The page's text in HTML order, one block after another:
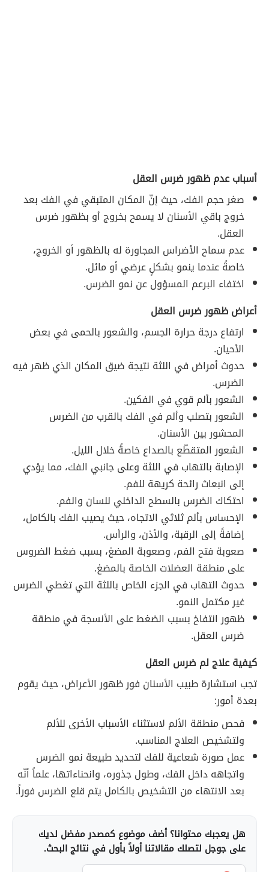
أسباب عدم ظهور ضرس العقل
صغر حجم الفك، حيث إنّ المكان المتبقي في الفك بعد
خروج باقي الأسنان لا يسمح بخروج أو بظهور ضرس
العقل.
عدم سماح الأضراس المجاورة له بالظهور أو الخروج،
خاصةً عندما ينمو بشكلٍ عرضي أو مائل.
اختفاء البرعم المسؤول عن نمو الضرس.
أعراض ظهور ضرس العقل
ارتفاع درجة حرارة الجسم، والشعور بالحمى في بعض
الأحيان.
حدوث أمراض في اللثة نتيجة ضيق المكان الذي ظهر فيه
الضرس.
الشعور بألم قوي في الفكين.
الشعور بتصلب وألم في الفك بالقرب من الضرس
المحشور بين الأسنان.
الشعور المتقطّع بالصداع خاصةً خلال الليل.
الإصابة بالتهاب في اللثة وعلى جانبي الفك، مما يؤدي
إلى انبعاث رائحة كريهة للفم.
احتكاك الضرس بالسطح الداخلي للسان والفم.
الإحساس بألم ثلاثي الاتجاه، حيث يصيب الفك بالكامل،
إضافةً إلى الرقبة، والأذن، والرأس.
صعوبة فتح الفم، وصعوبة المضغ، بسبب ضغط الضروس
على منطقة العضلات الخاصة بالمضغ.
حدوث التهاب في الجزء الخاص باللثة التي تغطي الضرس
غير مكتمل النمو.
ظهور انتفاخ بسبب الضغط على الأنسجة في منطقة
ضرس العقل.
كيفية علاج لم ضرس العقل
تجب استشارة طبيب الأسنان فور ظهور الأعراض، حيث يقوم
بعدة أمور:
فحص منطقة الألم لاستثناء الأسباب الأخرى للألم
ولتشخيص العلاج المناسب.
عمل صورة شعاعية للفك لتحديد طبيعة نمو الضرس
واتجاهه داخل الفك، وطول جذوره، وانحناءاتها، علماً أنّه
بعد الانتهاء من التشخيص بالكامل يتم قلع الضرس فوراً.
هل يعجبك محتوانا؟ أضف موضوع كمصدر مفضل لديك
على جوجل لتصلك مقالاتنا أولاً بأول في نتائج البحث.